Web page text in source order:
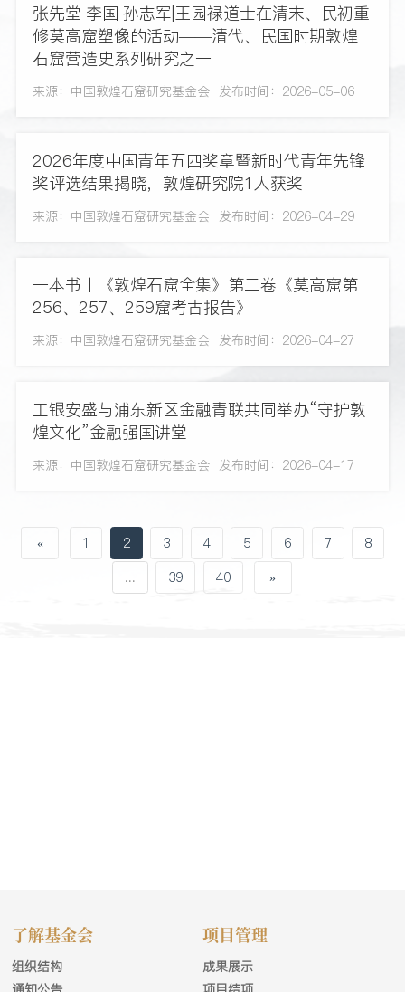
张先堂 李国 孙志军|王园禄道士在清末、民初重
修莫高窟塑像的活动——清代、民国时期敦煌
石窟营造史系列研究之一
来源：中国敦煌石窟研究基金会 发布时间：2026-05-06
2026年度中国青年五四奖章暨新时代青年先锋
奖评选结果揭晓，敦煌研究院1人获奖
来源：中国敦煌石窟研究基金会 发布时间：2026-04-29
一本书丨《敦煌石窟全集》第二卷《莫高窟第
256、257、259窟考古报告》
来源：中国敦煌石窟研究基金会 发布时间：2026-04-27
工银安盛与浦东新区金融青联共同举办“守护敦
煌文化”金融强国讲堂
来源：中国敦煌石窟研究基金会 发布时间：2026-04-17
« 1 2 3 4 5 6 7
8
...
39 40 »
了解基金会
组织结构
项目管理
成果展示